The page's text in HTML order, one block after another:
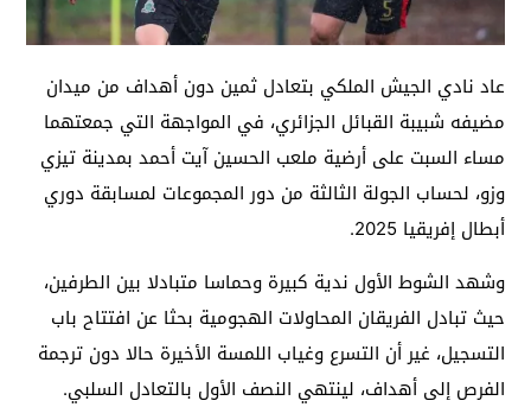
عاد نادي الجيش الملكي بتعادل ثمين دون أهداف من ميدان
مضيفه شبيبة القبائل الجزائري، في المواجهة التي جمعتهما
مساء السبت على أرضية ملعب الحسين آيت أحمد بمدينة تيزي
وزو، لحساب الجولة الثالثة من دور المجموعات لمسابقة دوري
أبطال إفريقيا 2025.
وشهد الشوط الأول ندية كبيرة وحماسا متبادلا بين الطرفين،
حيث تبادل الفريقان المحاولات الهجومية بحثا عن افتتاح باب
التسجيل، غير أن التسرع وغياب اللمسة الأخيرة حالا دون ترجمة
الفرص إلى أهداف، لينتهي النصف الأول بالتعادل السلبي.